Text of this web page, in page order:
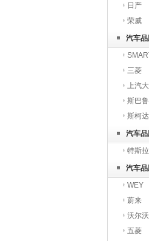
日产
荣威
汽车
三菱
上汽
斯巴鲁
斯柯达
汽车
特斯拉
汽车
WEY
蔚来
沃尔沃
五菱